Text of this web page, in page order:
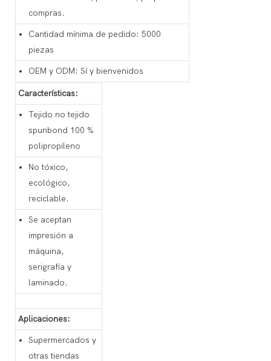
compras.
Cantidad mínima de pedido: 5000
piezas
OEM y ODM: Sí y bienvenidos
Características:
Tejido no tejido
spunbond 100 %
polipropileno
No tóxico,
ecológico,
reciclable.
Se aceptan
impresión a
máquina,
serigrafía y
laminado.
Aplicaciones:
Supermercados y
otras tiendas